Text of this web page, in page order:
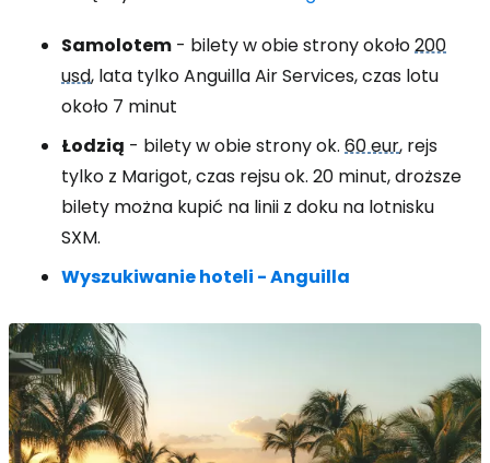
Samolotem - bilety w obie strony około200
usd, lata tylko Anguilla Air Services, czas lotu
około 7 minut
Łodzią - bilety w obie strony ok. 60 eur, rejs
tylko z Marigot, czas rejsu ok. 20 minut, droższe
bilety można kupić na linii z doku na lotnisku
SXM.
Wyszukiwanie hoteli - Anguilla